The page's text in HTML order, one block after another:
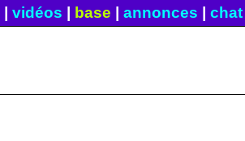
vidéos base annonces chat|